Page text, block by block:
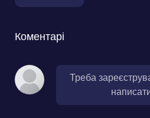
Коментарі
Треба